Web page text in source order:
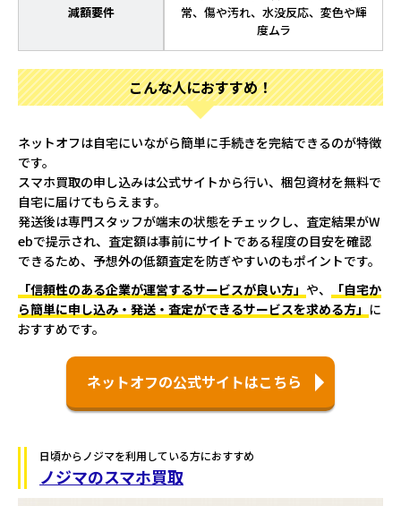
減額要件
常、傷や汚れ、水没反応、変色や輝
度ムラ
こんな人におすすめ！
ネットオフは自宅にいながら簡単に手続きを完結できるのが特徴
です。
スマホ買取の申し込みは公式サイトから行い、梱包資材を無料で
自宅に届けてもらえます。
発送後は専門スタッフが端末の状態をチェックし、査定結果がW
ebで提示され、査定額は事前にサイトである程度の目安を確認
できるため、予想外の低額査定を防ぎやすいのもポイントです。
「信頼性のある企業が運営するサービスが良い方」 や、
「自宅か
ら簡単に申し込み・発送・査定ができるサービスを求める方」 に
おすすめです。
ネットオフの公式サイトはこちら
日頃からノジマを利用している方におすすめ
ノジマのスマホ買取